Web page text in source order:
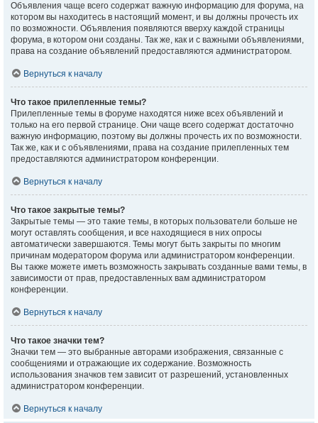
Объявления чаще всего содержат важную информацию для форума, на
котором вы находитесь в настоящий момент, и вы должны прочесть их
по возможности. Объявления появляются вверху каждой страницы
форума, в котором они созданы. Так же, как и с важными объявлениями,
права на создание объявлений предоставляются администратором.
Вернуться к началу
Что такое прилепленные темы?
Прилепленные темы в форуме находятся ниже всех объявлений и
только на его первой странице. Они чаще всего содержат достаточно
важную информацию, поэтому вы должны прочесть их по возможности.
Так же, как и с объявлениями, права на создание прилепленных тем
предоставляются администратором конференции.
Вернуться к началу
Что такое закрытые темы?
Закрытые темы — это такие темы, в которых пользователи больше не
могут оставлять сообщения, и все находящиеся в них опросы
автоматически завершаются. Темы могут быть закрыты по многим
причинам модератором форума или администратором конференции.
Вы также можете иметь возможность закрывать созданные вами темы, в
зависимости от прав, предоставленных вам администратором
конференции.
Вернуться к началу
Что такое значки тем?
Значки тем — это выбранные авторами изображения, связанные с
сообщениями и отражающие их содержание. Возможность
использования значков тем зависит от разрешений, установленных
администратором конференции.
Вернуться к началу